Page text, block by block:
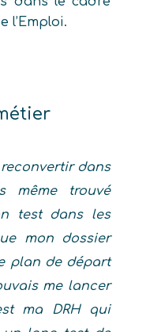
l’Emploi.
dans
même trouvé
test dans les
mon dossier
plan de départ
me lancer
ma DRH qui